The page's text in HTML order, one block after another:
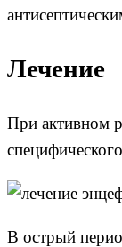
Лечение
При активном
В острый